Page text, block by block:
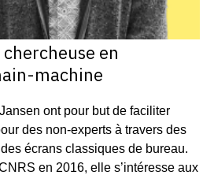
en
machine
ont pour but de faciliter
des non-experts à travers des
écrans classiques de bureau.
en 2016, elle s’intéresse aux